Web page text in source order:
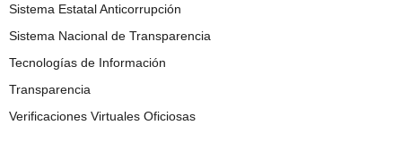
Sistema Estatal Anticorrupción
Sistema Nacional de Transparencia
Tecnologías de Información
Transparencia
Verificaciones Virtuales Oficiosas